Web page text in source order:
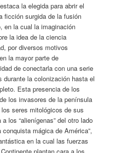
la elegida para abrir el
ficción surgida de la fusión
en la cual la imaginación
la idea de la ciencia
por diversos motivos
la mayor parte de
de conectarla con una serie
la colonización hasta el
Esta presencia de los
los invasores de la península
seres mitológicos de sus
los “alienígenas” del otro lado
mágica de América”,
en la cual las fuerzas